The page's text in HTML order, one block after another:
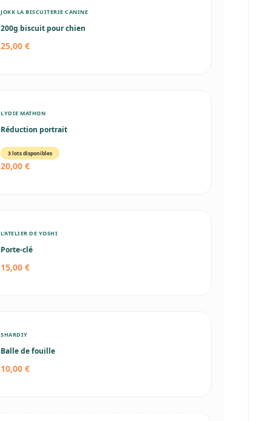
JOKK LA BISCUITERIE CANINE
200g biscuit pour chien
25,00 €
LYDIE MATHON
Réduction portrait
3 lots disponibles
20,00 €
L’ATELIER DE YOSHI
Porte-clé
15,00 €
SHARDIY
Balle de fouille
10,00 €